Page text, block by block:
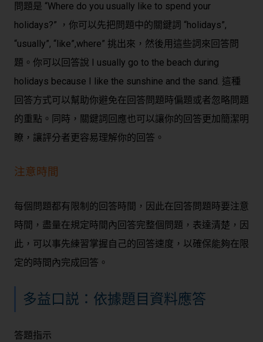
問題是 “Where do you usually like to spend your
holidays?” ，你可以先把問題中的關鍵詞 “holidays”,
“usually”, “like”,where” 挑出來，然後用這些詞來回答問
題。你可以回答說 I usually go to the beach during
holidays because I like the sunshine and the sand. 這種
回答方式可以幫助你避免在回答問題時偏題或者忽略問題
的重點。同時，關鍵詞回應也可以讓你的回答更加簡潔明
瞭，讓評分者更容易理解你的回答。
注意時間
每個問題都有限制的回答時間，因此在回答問題時要注意
時間，盡量在規定時間內回答完整個問題，表達清楚，因
此，可以事先練習掌握自己的回答速度，以確保能夠在限
定的時間內完成回答。
多益口説：依據題目資料應答
答題指示